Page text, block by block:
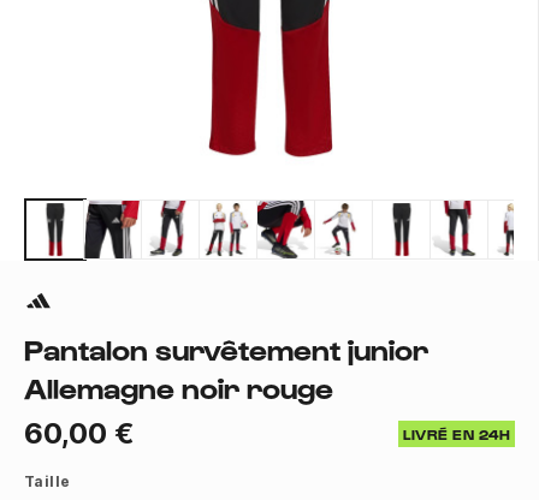
Pantalon survêtement junior
Allemagne noir rouge
60,00 € LIVRÉ EN 24H
Taille